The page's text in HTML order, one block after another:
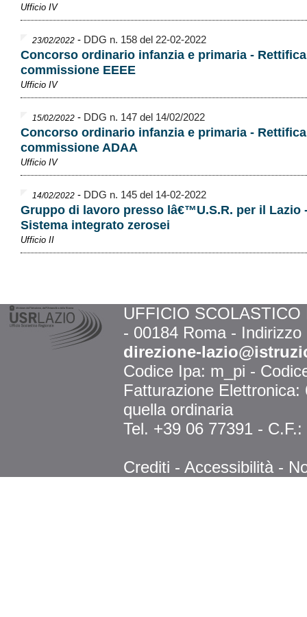
Ufficio IV
23/02/2022 - DDG n. 158 del 22-02-2022
Concorso ordinario infanzia e primaria - Rettifica
commissione EEEE
Ufficio IV
15/02/2022 - DDG n. 147 del 14/02/2022
Concorso ordinario infanzia e primaria - Rettifica
commissione ADAA
Ufficio IV
14/02/2022 - DDG n. 145 del 14-02-2022
Gruppo di lavoro presso lâ€™U.S.R. per il Lazio
Sistema integrato zerosei
Ufficio II
UFFICIO
- 00184 Roma -
direzione-
Codice Ipa: m_pi -
Fatturazione
quella ordinaria
Tel. +39 06 77391 -
Crediti - Accessibilità -